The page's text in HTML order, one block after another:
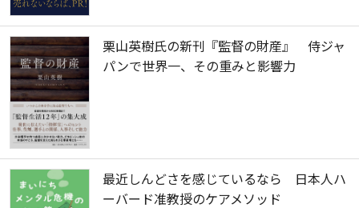
栗山英樹氏の新刊『監督の財産』 侍ジャ
パンで世界一、その重みと影響力
最近しんどさを感じているなら 日本人ハ
ーバード准教授のケアメソッド